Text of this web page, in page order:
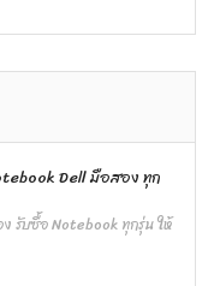
Dell มือสอง ทุก
รับซื้อ Notebook ทุกรุ่น ให้